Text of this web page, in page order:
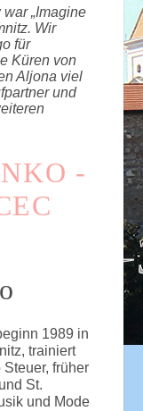
„Imagine
Wir
für
Küren von
Aljona viel
und
1989 in
trainiert
früher
St.
und Mode